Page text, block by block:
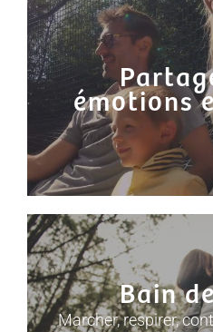
émotions
Bain
Marcher, respirer,